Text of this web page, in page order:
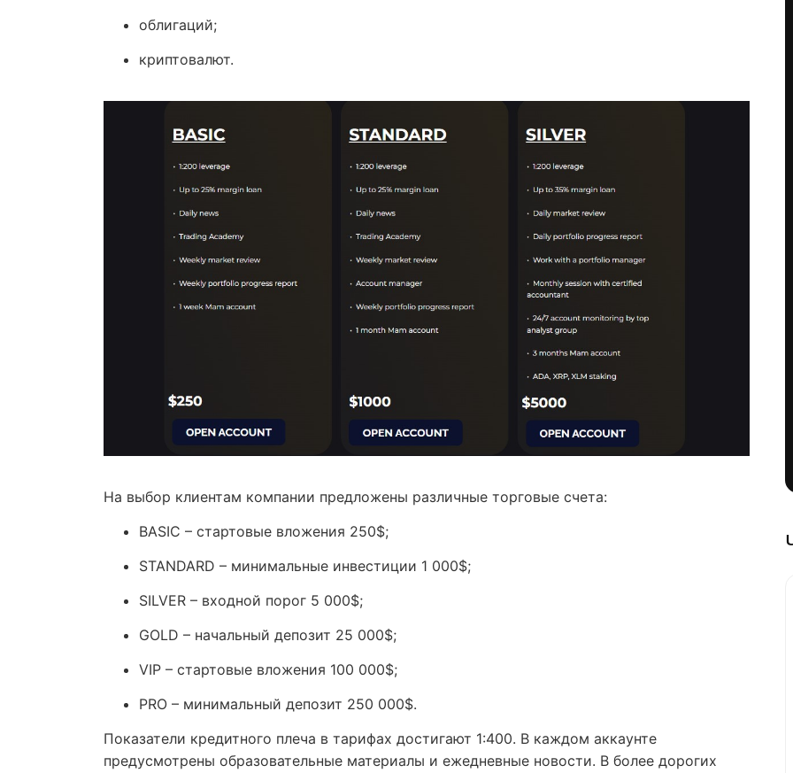
облигаций;
криптовалют.
На выбор клиентам компании предложены различные торговые счета:
BASIC – стартовые вложения 250$;
STANDARD – минимальные инвестиции 1 000$;
SILVER – входной порог 5 000$;
GOLD – начальный депозит 25 000$;
VIP – стартовые вложения 100 000$;
PRO – минимальный депозит 250 000$.
Показатели кредитного плеча в тарифах достигают 1:400. В каждом аккаунте
предусмотрены образовательные материалы и ежедневные новости. В более дорогих